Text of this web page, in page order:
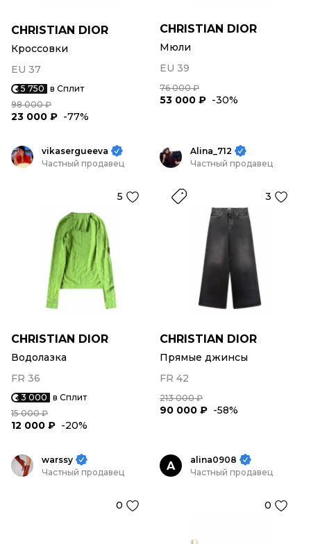
CHRISTIAN DIOR
Кроссовки
EU 37
5 750 в Сплит
98 000 ₽
23 000 ₽ -77%
CHRISTIAN DIOR
Мюли
EU 39
76 000 ₽
53 000 ₽ -30%
vikasergueeva
Частный продавец
5
CHRISTIAN DIOR
Водолазка
FR 36
3 000 в Сплит
15 000 ₽
12 000 ₽ -20%
Alina_712
Частный продавец
3
CHRISTIAN DIOR
Прямые джинсы
FR 42
213 000 ₽
90 000 ₽ -58%
warssy
Частный продавец
0
A
alina0908
Частный продавец
0